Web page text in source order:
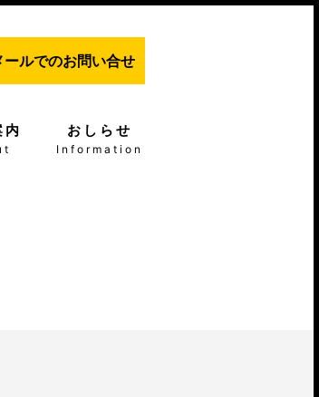
ールでのお問い合せ
内 おしらせ
Information